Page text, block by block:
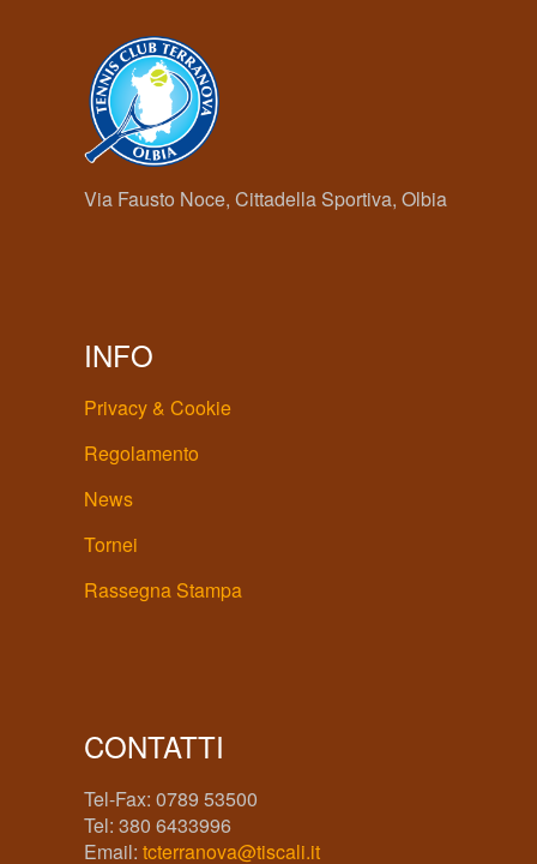
Via Fausto Noce, Cittadella Sportiva, Olbia
INFO
Privacy & Cookie
Regolamento
News
Tornei
Rassegna Stampa
CONTATTI
Tel-Fax: 0789 53500
Tel: 380 6433996
Email: tcterranova@tiscali.it